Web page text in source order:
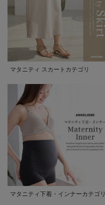
マタニティ スカートカテゴリ
マタニティ下着・インナーカテゴリ